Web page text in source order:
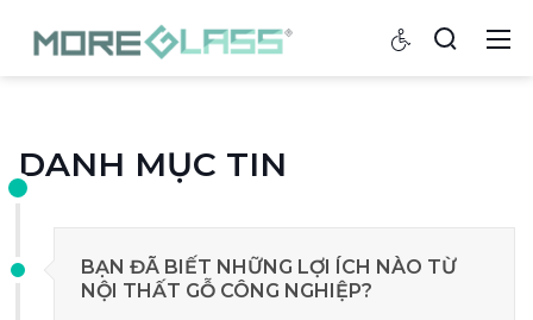
DANH MỤC TIN
BẠN ĐÃ BIẾT NHỮNG LỢI ÍCH NÀO TỪ
NỘI THẤT GỖ CÔNG NGHIỆP?